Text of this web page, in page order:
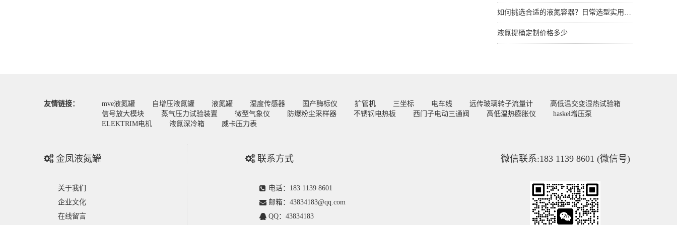
如何挑选合适的液氮容器？日常选型实用技巧
液氮提桶定制价格多少
友情链接： mve液氮罐 自增压液氮罐 液氮罐 湿度传感器 国产酶标仪 扩管机 三坐标 电车线 远传玻璃转子流量计
高低温交变湿热试验箱
信号放大模块
蒸气压力试验装置 微型气象仪 防爆粉尘采样器 不锈钢电热板 西门子电动三通阀 高低温热膨胀仪
haskel增压泵
ELEKTRIM电机
液氮深冷箱 威卡压力表
金凤液氮罐
关于我们
企业文化
在线留言
联系方式
电话：183 1139 8601
邮箱：43834183@qq.com
QQ：43834183
微信联系:183 1139 8601 (微信号)